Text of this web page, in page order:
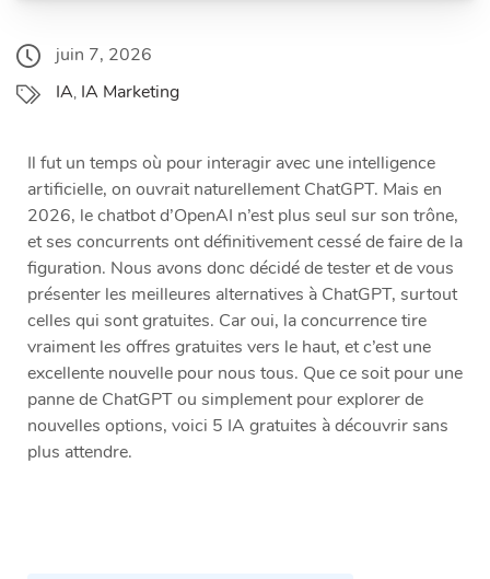
juin 7, 2026
IA, IA Marketing
Il fut un temps où pour interagir avec une intelligence
artificielle, on ouvrait naturellement ChatGPT. Mais en
2026, le chatbot d’OpenAI n’est plus seul sur son trône,
et ses concurrents ont définitivement cessé de faire de la
figuration. Nous avons donc décidé de tester et de vous
présenter les meilleures alternatives à ChatGPT, surtout
celles qui sont gratuites. Car oui, la concurrence tire
vraiment les offres gratuites vers le haut, et c’est une
excellente nouvelle pour nous tous. Que ce soit pour une
panne de ChatGPT ou simplement pour explorer de
nouvelles options, voici 5 IA gratuites à découvrir sans
plus attendre.